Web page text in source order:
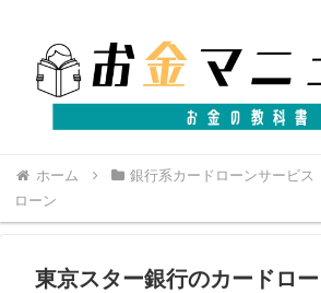
ホーム 銀行系カードローンサービス
ローン
東京スター銀行のカードロ